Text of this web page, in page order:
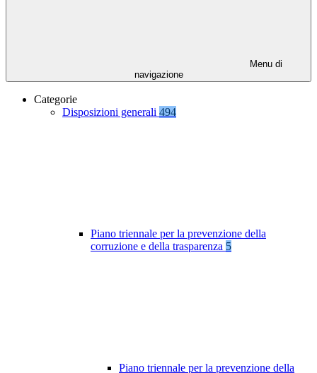
Menu di
navigazione
Categorie
Disposizioni generali 494
Piano triennale per la prevenzione della
corruzione e della trasparenza 5
Piano triennale per la prevenzione della